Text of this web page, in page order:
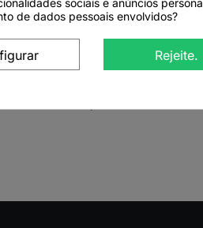
disponibilizamos uma vasta
plantas medicinais simples e
e o retalho especializado
e
estável, contínuo e de
de dados pessoais envolvidos?
Rejeite.